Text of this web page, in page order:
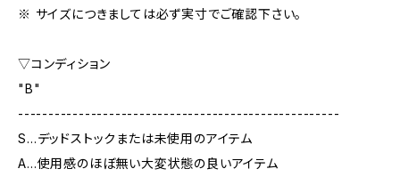
※ サイズにつきましては必ず実寸でご確認下さい。
▽コンディション
"B"
-----------------------------------------------------
S…デッドストックまたは未使用のアイテム
A…使用感のほぼ無い大変状態の良いアイテム